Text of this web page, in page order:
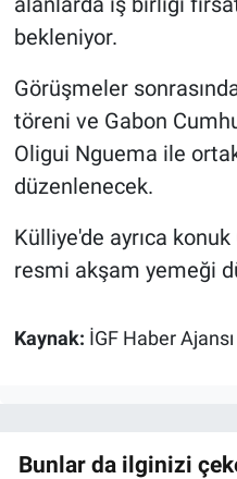
bekleniyor.
Görüşmeler
töreni ve Gabon
Oligui Nguema ile
düzenlenecek.
Külliye'de ayrıca
resmi akşam yemeği
Kaynak: İGF Haber Ajansı
Bunlar da ilginizi